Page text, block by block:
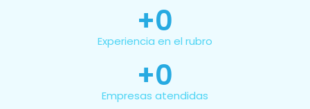
Experiencia en el rubro
+0
Empresas atendidas
+0